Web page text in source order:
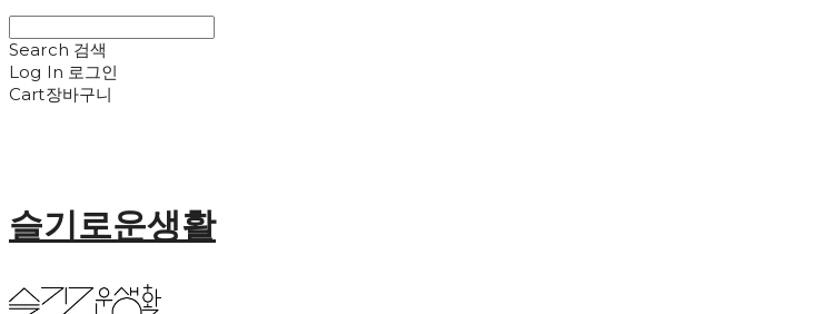
Search 검색
Log In 로그인
Cart장바구니
슬기로운생활